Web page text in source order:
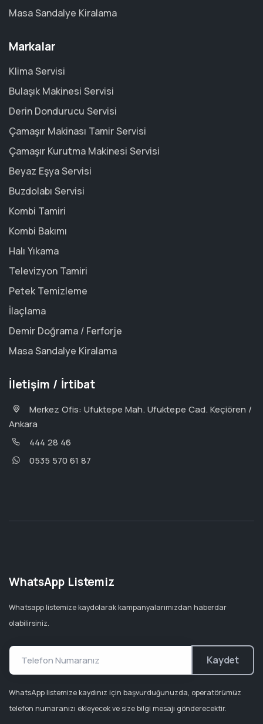
Masa Sandalye Kiralama
Markalar
Klima Servisi
Bulaşık Makinesi Servisi
Derin Dondurucu Servisi
Çamaşır Makinası Tamir Servisi
Çamaşır Kurutma Makinesi Servisi
Beyaz Eşya Servisi
Buzdolabı Servisi
Kombi Tamiri
Kombi Bakımı
Halı Yıkama
Televizyon Tamiri
Petek Temizleme
İlaçlama
Demir Doğrama / Ferforje
Masa Sandalye Kiralama
İletişim / İrtibat
Merkez Ofis: Ufuktepe Mah. Ufuktepe Cad. Keçiören /
Ankara
444 28 46
0535 570 61 87
WhatsApp Listemiz
Whatsapp listemize kaydolarak kampanyalarımızdan haberdar
olabilirsiniz.
Kaydet
WhatsApp listemize kaydınız için başvurduğunuzda, operatörümüz
telefon numaranızı ekleyecek ve size bilgi mesajı gönderecektir.